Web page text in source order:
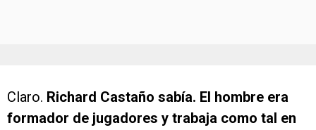
Claro. Richard Castaño sabía. El hombre era
formador de jugadores y trabaja como tal en